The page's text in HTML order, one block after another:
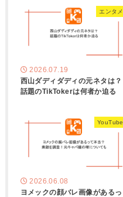
エンタメ
2026.07.19
西山ダディダディの元ネタは？
話題のTikTokerは何者か迫る
YouTube
2026.06.08
ヨメックの顔バレ画像があるっ